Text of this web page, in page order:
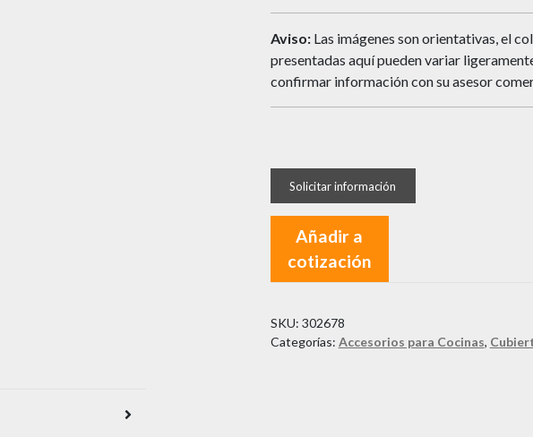
Aviso: Las imágenes son orientativas, el
presentadas aquí pueden variar
confirmar información con su asesor
Añadir a
cotización
SKU: 302678
Categorías: Accesorios para Cocinas,